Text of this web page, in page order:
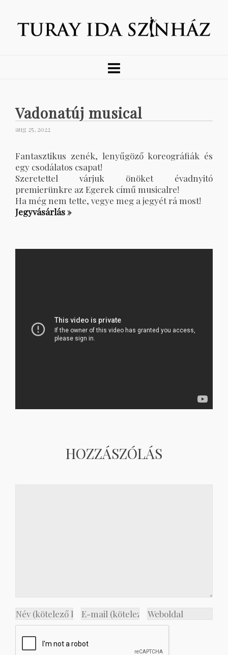
Vadonatúj musical
aug 25, 2022
Fantasztikus zenék, lenyűgöző koreográfiák és
egy csodálatos csapat!
Szeretettel várjuk önöket évadnyitó
premierünkre az Egerek című musicalre!
Ha még nem tette, vegye meg a jegyét rá most!
Jegyvásárlás »
HOZZÁSZÓLÁS